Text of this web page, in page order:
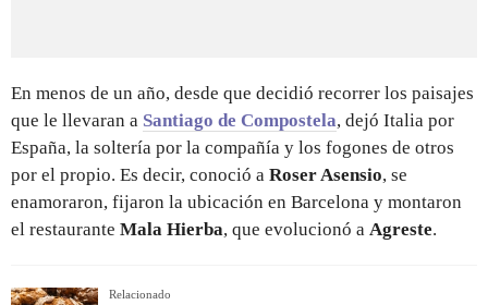
En menos de un año, desde que decidió recorrer los paisajes
que le llevaran a Santiago de Compostela, dejó Italia por
España, la soltería por la compañía y los fogones de otros
por el propio. Es decir, conoció a Roser Asensio, se
enamoraron, fijaron la ubicación en Barcelona y montaron
el restaurante Mala Hierba, que evolucionó a Agreste.
Relacionado